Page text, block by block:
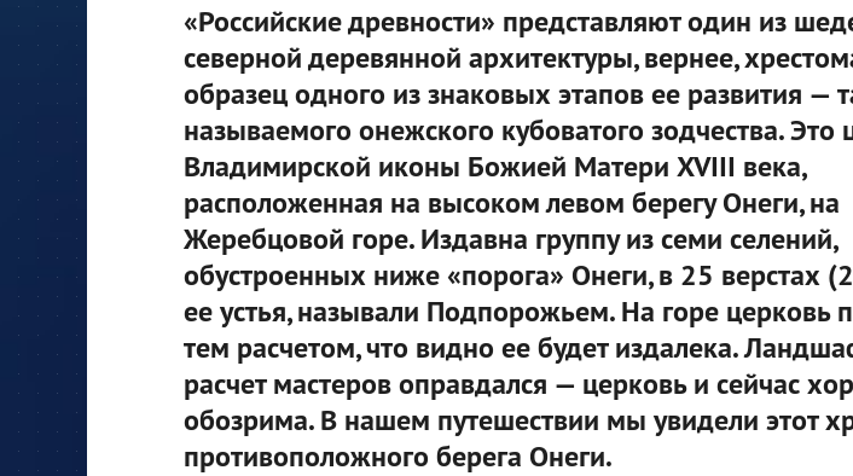
«Российские древности» представляют один из
северной деревянной архитектуры, вернее,
образец одного из знаковых этапов ее развития —
называемого онежского кубоватого зодчества. Это
Владимирской иконы Божией Матери XVIII века,
расположенная на высоком левом берегу Онеги, на
Жеребцовой горе. Издавна группу из семи селений,
обустроенных ниже «порога» Онеги, в 25 верстах
ее устья, называли Подпорожьем. На горе церковь
тем расчетом, что видно ее будет издалека.
расчет мастеров оправдался — церковь и сейчас
обозрима. В нашем путешествии мы увидели этот
противоположного берега Онеги.